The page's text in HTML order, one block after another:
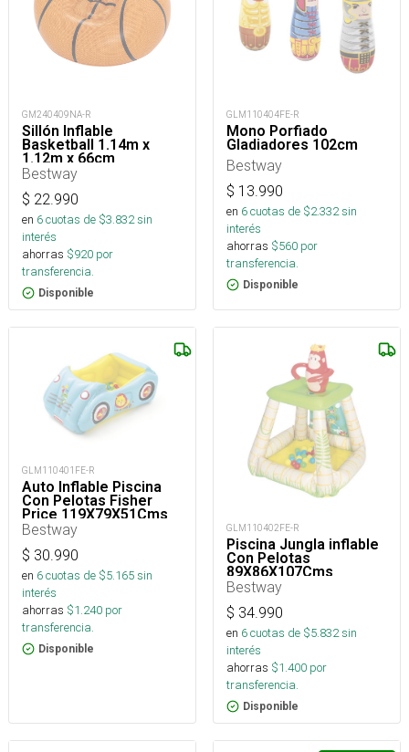
GM240409NA-R
Sillón Inflable
Basketball 1.14m x
1.12m x 66cm
Bestway
$ 22.990
en 6cuotas de $3.832sin
interés
ahorras $920 por
transferencia.
Disponible
GLM110404FE-R
Mono Porfiado
Gladiadores 102cm
Bestway
$ 13.990
en 6cuotas de $2.332sin
interés
ahorras $560 por
transferencia.
Disponible
GLM110401FE-R
Auto Inflable Piscina
Con Pelotas Fisher
Price 119X79X51Cms
Bestway
$ 30.990
en 6cuotas de $5.165sin
interés
ahorras $1.240 por
transferencia.
Disponible
GLM110402FE-R
Piscina Jungla inflable
Con Pelotas
89X86X107Cms
Bestway
$ 34.990
en 6cuotas de $5.832sin
interés
ahorras $1.400 por
transferencia.
Disponible